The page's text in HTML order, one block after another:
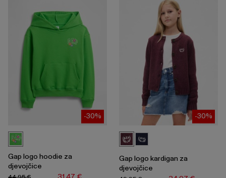
-30%
Gap logo hoodie za
djevojčice
31,47 €
-30%
Gap logo kardigan za
djevojčice